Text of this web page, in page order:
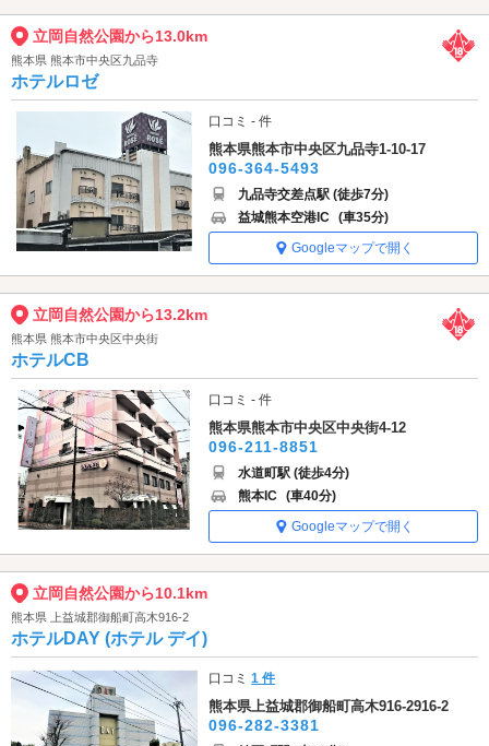
立岡自然公園から13.0km
熊本県 熊本市中央区九品寺
ホテルロゼ
口コミ - 件
熊本県熊本市中央区九品寺1-10-17
096-364-5493
九品寺交差点駅 (徒歩7分)
益城熊本空港IC (車35分)
Googleマップで開く
立岡自然公園から13.2km
熊本県 熊本市中央区中央街
ホテルCB
口コミ - 件
熊本県熊本市中央区中央街4-12
096-211-8851
水道町駅 (徒歩4分)
熊本IC (車40分)
Googleマップで開く
立岡自然公園から10.1km
熊本県 上益城郡御船町高木916-2
ホテルDAY (ホテル デイ)
口コミ1 件
熊本県上益城郡御船町高木916-2916-2
096-282-3381